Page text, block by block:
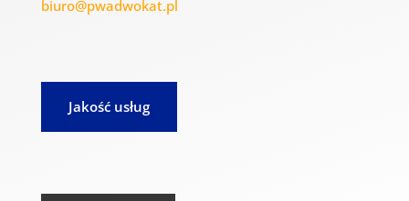
biuro@pwadwokat.pl
Jakość usług